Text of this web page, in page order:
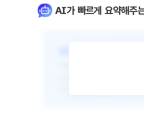
AI가 빠르게 요약해주